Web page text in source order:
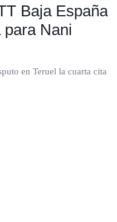
Baja España
Nani
en Teruel la cuarta cita